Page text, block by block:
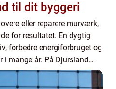
til dit byggeri
eller reparere murværk,
for resultatet. En dygtig
forbedre energiforbruget og
i mange år. På Djursland